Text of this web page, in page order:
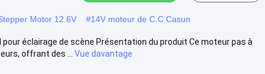
Motor 12.6V #14V moteur de C.C Casun
éclairage de scène Présentation du produit Ce moteur pas à
offrant des ...
Vue davantage